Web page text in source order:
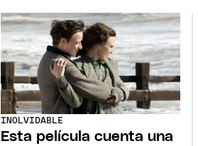
INOLVIDABLE
Esta película cuenta una